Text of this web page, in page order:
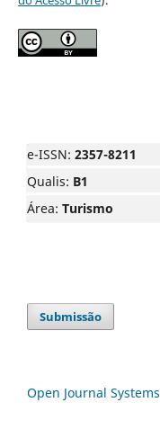
e-ISSN: 2357-8211
Qualis: B1
Área: Turismo
Submissão
Open Journal Systems